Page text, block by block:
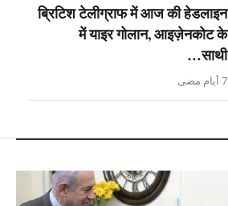
ब्रिटिश टेलीग्राफ में आज की हेडलाइन
में याइर गोलान, आइज़ेनकोट के
साथी…
7 أيام مضى